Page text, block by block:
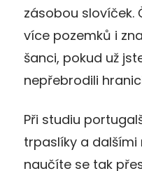
zásobou slovíček.
více pozemků i
šanci, pokud už
nepřebrodili
Při studiu
trpaslíky a
naučíte se tak